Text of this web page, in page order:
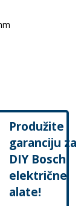
Produžite
garanciju za
DIY Bosch
električne
alate!